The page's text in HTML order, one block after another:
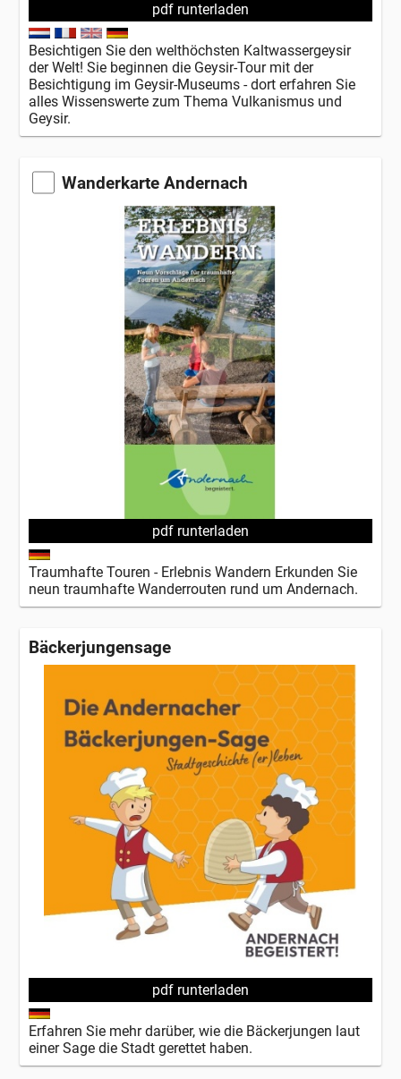
pdf runterladen
Besichtigen Sie den welthöchsten Kaltwassergeysir
der Welt! Sie beginnen die Geysir-Tour mit der
Besichtigung im Geysir-Museums - dort erfahren Sie
alles Wissenswerte zum Thema Vulkanismus und
Geysir.
Wanderkarte Andernach
pdf runterladen
Traumhafte Touren - Erlebnis Wandern Erkunden Sie
neun traumhafte Wanderrouten rund um Andernach.
Bäckerjungensage
pdf runterladen
Erfahren Sie mehr darüber, wie die Bäckerjungen laut
einer Sage die Stadt gerettet haben.